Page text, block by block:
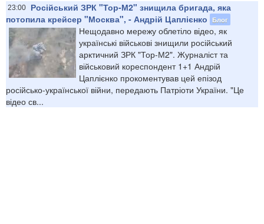
23:00
Російський ЗРК "Тор-М2" знищила бригада, яка
потопила крейсер "Москва", - Андрій Цаплієнко
Блог
Нещодавно мережу облетіло відео, як
українські військові знищили російський
арктичний ЗРК "Тор-М2". Журналіст та
військовий кореспондент 1+1 Андрій
Цаплієнко прокоментував цей епізод
російсько-української війни, передають Патріоти України. "Це
відео св...